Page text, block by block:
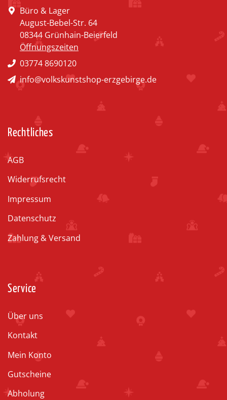
Büro & Lager
August-Bebel-Str. 64
08344 Grünhain-Beierfeld
Öffnungszeiten
03774 8690120
info@volkskunstshop-erzgebirge.de
Rechtliches
AGB
Widerrufsrecht
Impressum
Datenschutz
Zahlung & Versand
Service
Über uns
Kontakt
Mein Konto
Gutscheine
Abholung